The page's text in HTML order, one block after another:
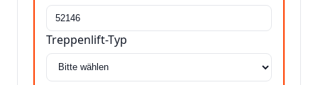
Treppenlift-Typ